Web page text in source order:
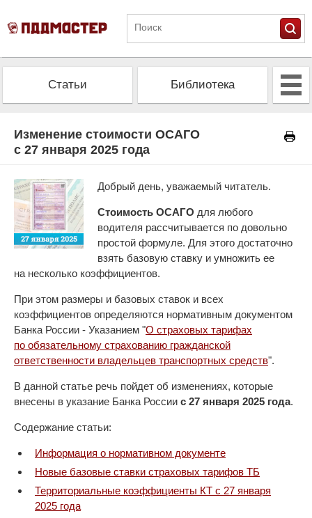
Статьи Библиотека
Изменение стоимости ОСАГО
с 27 января 2025 года
Добрый день, уважаемый читатель.
Стоимость ОСАГО для любого
водителя рассчитывается по довольно
простой формуле. Для этого достаточно
взять базовую ставку и умножить ее
на несколько коэффициентов.
При этом размеры и базовых ставок и всех
коэффициентов определяются нормативным документом
Банка России - Указанием "О страховых тарифах
по обязательному страхованию гражданской
ответственности владельцев транспортных средств".
В данной статье речь пойдет об изменениях, которые
внесены в указание Банка России с 27 января 2025 года.
Содержание статьи:
Информация о нормативном документе
Новые базовые ставки страховых тарифов ТБ
Территориальные коэффициенты КТ с 27 января
2025 года